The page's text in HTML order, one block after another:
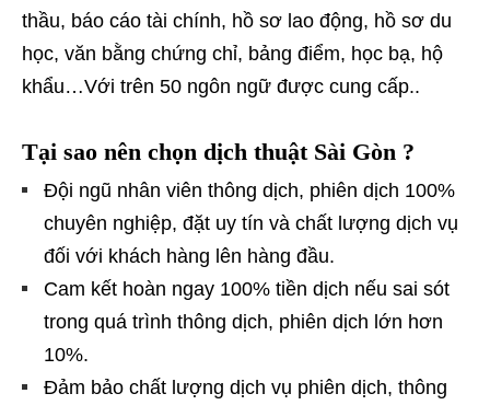
thầu, báo cáo tài chính, hồ sơ lao động, hồ sơ du
học, văn bằng chứng chỉ, bảng điểm, học bạ, hộ
khẩu…Với trên 50 ngôn ngữ được cung cấp..
Tại sao nên chọn dịch thuật Sài Gòn ?
Đội ngũ nhân viên thông dịch, phiên dịch 100%
chuyên nghiệp, đặt uy tín và chất lượng dịch vụ
đối với khách hàng lên hàng đầu.
Cam kết hoàn ngay 100% tiền dịch nếu sai sót
trong quá trình thông dịch, phiên dịch lớn hơn
10%.
Đảm bảo chất lượng dịch vụ phiên dịch, thông